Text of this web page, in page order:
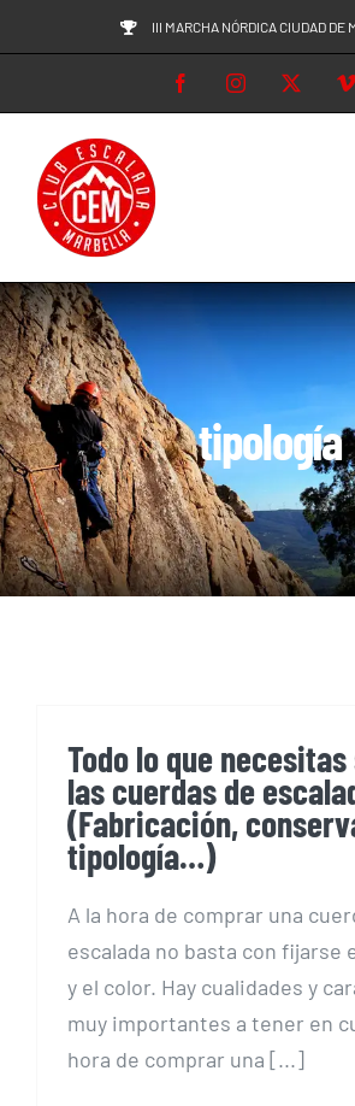
al
III MARCHA NÓRDICA CIUDAD DE
FacebookInstagram
tipología
Todo lo que
las cuerdas de
(Fabricación,
tipología…)
A la hora de comprar una
escalada no basta con fijarse
y el color. Hay cualidades y
muy importantes a tener en
hora de comprar una [...]